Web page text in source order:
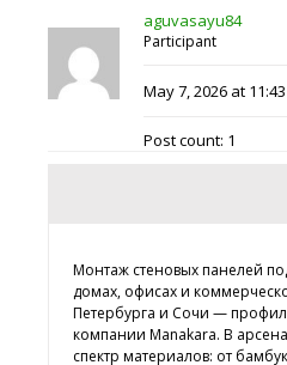
aguvasayu84
Participant
May 7, 2026 at
Post count: 1
Монтаж стеновых панелей
домах, офисах и
Петербурга и Сочи —
компании Manakara. В
спектр материалов: от